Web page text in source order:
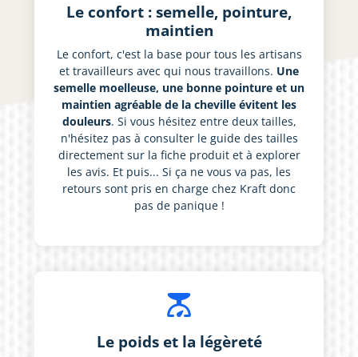
Le confort : semelle, pointure,
maintien
Le confort, c'est la base pour tous les artisans
et travailleurs avec qui nous travaillons. Une
semelle moelleuse, une bonne pointure et un
maintien agréable de la cheville évitent les
douleurs. Si vous hésitez entre deux tailles,
n'hésitez pas à consulter le guide des tailles
directement sur la fiche produit et à explorer
les avis. Et puis... Si ça ne vous va pas, les
retours sont pris en charge chez Kraft donc
pas de panique !
scale
Le poids et la légèreté